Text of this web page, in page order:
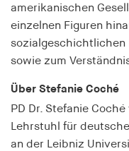
amerikanischen
einzelnen Figuren
sozialgeschichtlichen
sowie zum
Über Stefanie Coché
PD Dr. Stefanie
Lehrstuhl für
an der Leibniz